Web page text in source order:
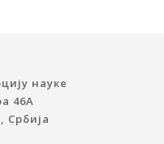
науке
46A
Србија